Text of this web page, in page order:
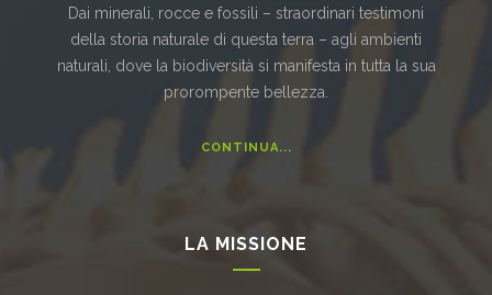
Dai minerali, rocce e fossili – straordinari testimoni
della storia naturale di questa terra – agli ambienti
naturali, dove la biodiversità si manifesta in tutta la sua
prorompente bellezza.
CONTINUA...
LA MISSIONE